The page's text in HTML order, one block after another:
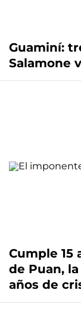
Guaminí:
Salamone
Cumple 15
de Puan,
años de